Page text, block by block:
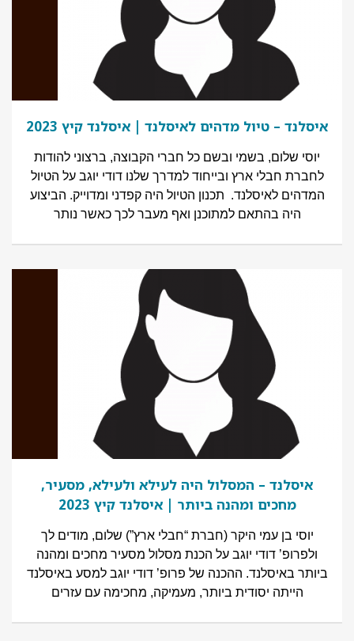
איסלנד – טיול מדהים לאיסלנד | איסלנד קיץ 2023
יוסי שלום, בשמי ובשם כל חברי הקבוצה, ברצוני להודות
לחברת חבלי ארץ ובייחוד למדרך שלנו דודי יוגב על הטיול
המדהים לאיסלנד. תכנון הטיול היה קפדני ומדוייק. הביצוע
היה בהתאם למתוכנן ואף מעבר לכך כאשר נותר
איסלנד – המסלול היה לעילא ולעילא, מסעיר,
מחכים ומהנה ביותר | איסלנד קיץ 2023
יוסי בן עמי היקר (חברת “חבלי ארץ”) שלום, מודים לך
ולפרופ’ דודי יוגב על הכנת מסלול מסעיר מחכים ומהנה
ביותר באיסלנד. ההכנה של פרופ’ דודי יוגב למסע באיסלנד
הייתה יסודית ביותר, מעמיקה, מחכימה עם עזרים